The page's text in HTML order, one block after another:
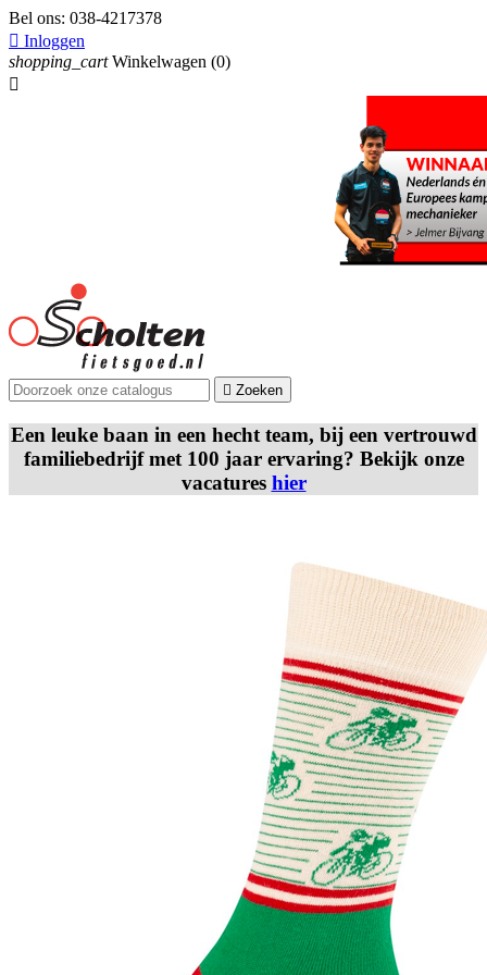
Bel ons: 038-4217378
 Inloggen
shopping_cart Winkelwagen (0)

 Zoeken
Een leuke baan in een hecht team, bij een vertrouwd
familiebedrijf met 100 jaar ervaring? Bekijk onze
vacatures hier